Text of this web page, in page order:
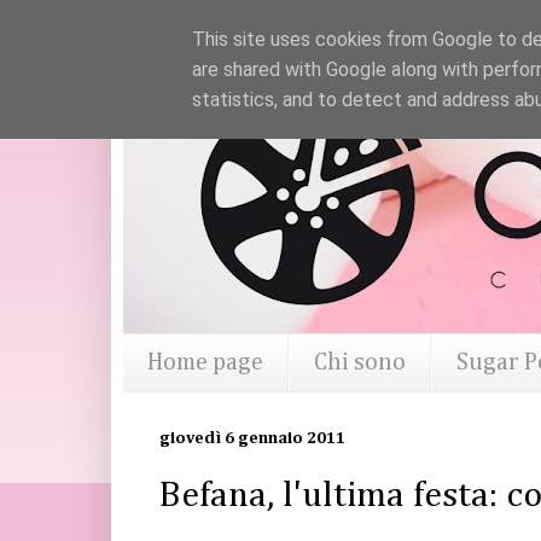
Home page Chi sono Sugar
giovedì 6 gennaio 2011
Befana, l'ultima festa:
This site uses cookies from Google to
are shared with Google along with
statistics, and to detect and address